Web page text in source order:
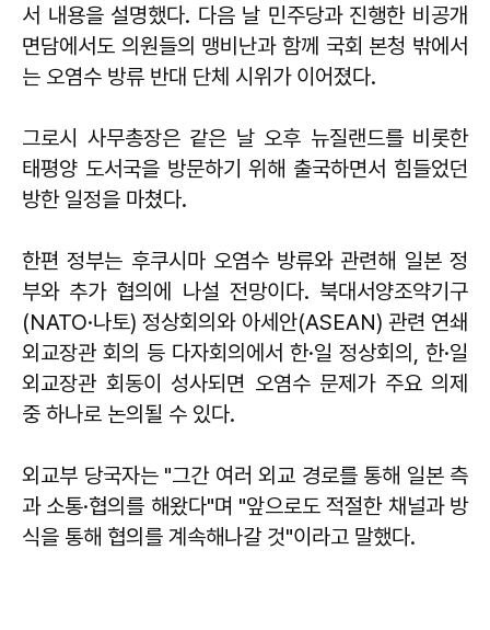
서 내용을 설명했다. 다음 날 민주당과 진행한 비공개
면담에서도 의원들의 맹비난과 함께 국회 본청 밖에서
는 오염수 방류 반대 단체 시위가 이어졌다.
그로시 사무총장은 같은 날 오후 뉴질랜드를 비롯한
태평양 도서국을 방문하기 위해 출국하면서 힘들었던
방한 일정을 마쳤다.
한편 정부는 후쿠시마 오염수 방류와 관련해 일본 정
부와 추가 협의에 나설 전망이다. 북대서양조약기구
(NATO·나토) 정상회의와 아세안(ASEAN) 관련 연쇄
외교장관 회의 등 다자회의에서 한·일 정상회의, 한·일
외교장관 회동이 성사되면 오염수 문제가 주요 의제
중 하나로 논의될 수 있다.
외교부 당국자는 "그간 여러 외교 경로를 통해 일본 측
과 소통·협의를 해왔다"며 "앞으로도 적절한 채널과 방
식을 통해 협의를 계속해나갈 것"이라고 말했다.